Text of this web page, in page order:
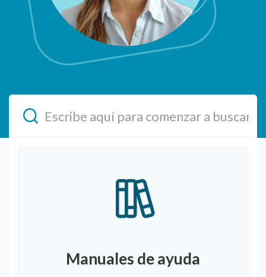
Manuales de ayuda